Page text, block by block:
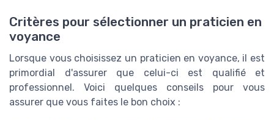
Critères pour sélectionner un praticien en
voyance
Lorsque vous choisissez un praticien en voyance, il est
primordial d'assurer que celui-ci est qualifié et
professionnel. Voici quelques conseils pour vous
assurer que vous faites le bon choix :